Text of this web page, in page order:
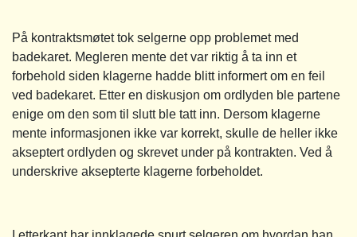
På kontraktsmøtet tok selgerne opp problemet med
badekaret. Megleren mente det var riktig å ta inn et
forbehold siden klagerne hadde blitt informert om en feil
ved badekaret. Etter en diskusjon om ordlyden ble partene
enige om den som til slutt ble tatt inn. Dersom klagerne
mente informasjonen ikke var korrekt, skulle de heller ikke
akseptert ordlyden og skrevet under på kontrakten. Ved å
underskrive aksepterte klagerne forbeholdet.